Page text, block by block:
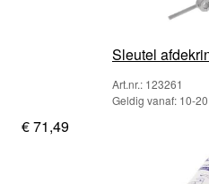
Sleutel
Art.nr.: 123261
Geldig vanaf: 10-
€ 71,49